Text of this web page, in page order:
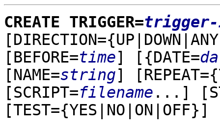
CREATE TRIGGER=
[BEFORE=time] [{DATE=
[NAME=string]
[SCRIPT=filename ...]
[TEST={YES|NO|ON|OFF}]